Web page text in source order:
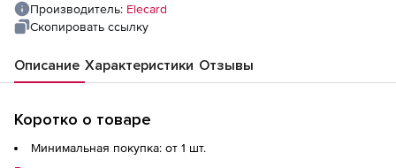
Производитель: Elecard
Скопировать ссылку
Описание Характеристики Отзывы
Коротко о товаре
Минимальная покупка: от 1 шт.